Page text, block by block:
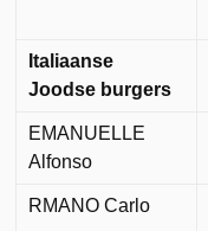
Italiaanse
Joodse burgers
EMANUELLE
Alfonso
RMANO Carlo